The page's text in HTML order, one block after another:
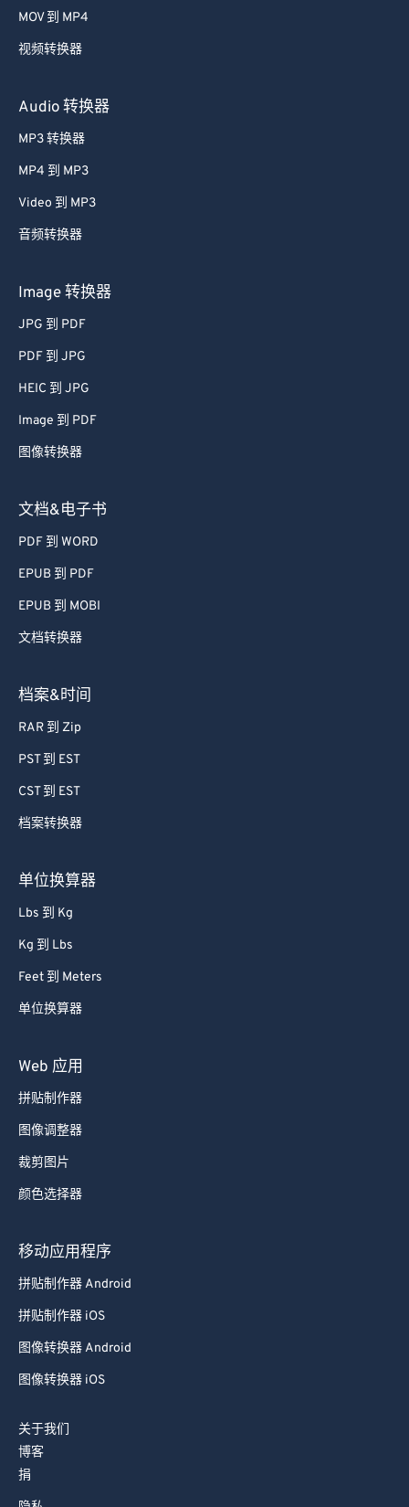
MOV 到 MP4
视频转换器
Audio 转换器
MP3 转换器
MP4 到 MP3
Video 到 MP3
音频转换器
Image 转换器
JPG 到 PDF
PDF 到 JPG
HEIC 到 JPG
Image 到 PDF
图像转换器
文档&电子书
PDF 到 WORD
EPUB 到 PDF
EPUB 到 MOBI
文档转换器
档案&时间
RAR 到 Zip
PST 到 EST
CST 到 EST
档案转换器
单位换算器
Lbs 到 Kg
Kg 到 Lbs
Feet 到 Meters
单位换算器
Web 应用
拼贴制作器
图像调整器
裁剪图片
颜色选择器
移动应用程序
拼贴制作器 Android
拼贴制作器 iOS
图像转换器 Android
图像转换器 iOS
关于我们
博客
捐